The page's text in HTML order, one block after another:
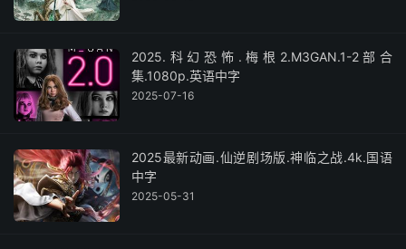
2025.科幻恐怖.梅根2.M3GAN.1-2部合
集.1080p.英语中字
2025-07-16
2025最新动画.仙逆剧场版.神临之战.4k.国语
中字
2025-05-31